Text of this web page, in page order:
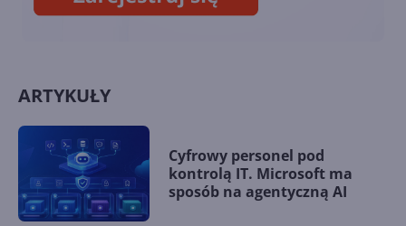
ARTYKUŁY
Cyfrowy personel pod
kontrolą IT. Microsoft ma
sposób na agentyczną AI